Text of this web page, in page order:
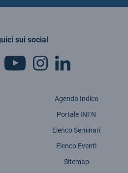
sui social
Agenda Indico
Portale INFN
Elenco Seminari
Elenco Eventi
Sitemap